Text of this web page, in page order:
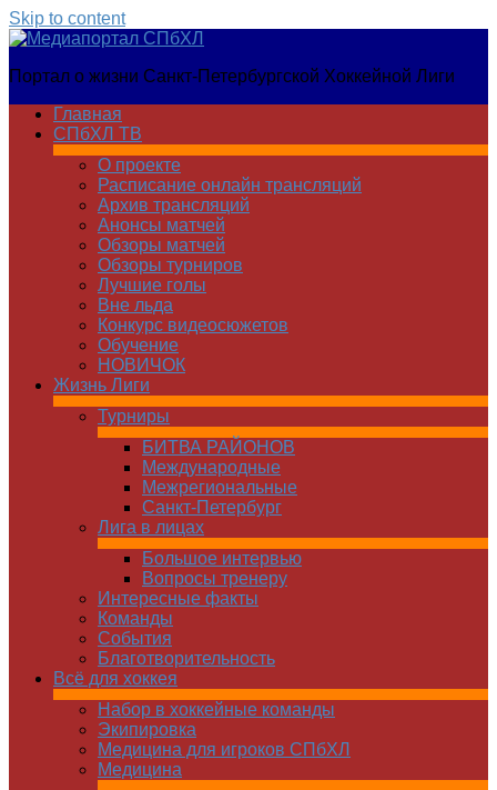
Skip to content
Медиапортал
Портал о жизни Санкт-Петербургской Хоккейной Лиги
Главная
СПбХЛ ТВ
О проекте
Расписание онлайн трансляций
Архив трансляций
Анонсы матчей
Обзоры матчей
Обзоры турниров
Лучшие голы
Вне льда
Конкурс видеосюжетов
Обучение
НОВИЧОК
Жизнь Лиги
Турниры
БИТВА РАЙОНОВ
Международные
Межрегиональные
Санкт-Петербург
Лига в лицах
Большое интервью
Вопросы тренеру
Интересные факты
Команды
Cобытия
Благотворительность
Всё для хоккея
Набор в хоккейные команды
Экипировка
Медицина для игроков СПбХЛ
Медицина